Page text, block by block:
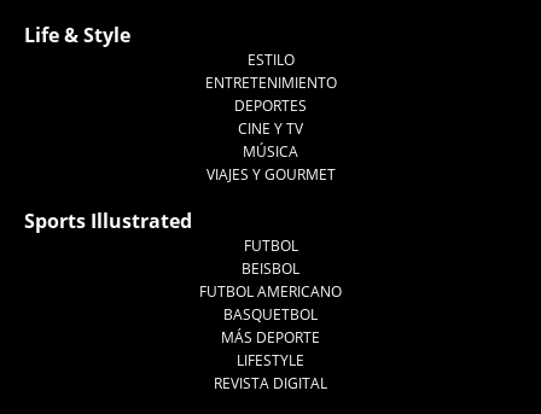
Life & Style
ESTILO
ENTRETENIMIENTO
DEPORTES
CINE Y TV
MÚSICA
VIAJES Y GOURMET
Sports Illustrated
FUTBOL
BEISBOL
FUTBOL AMERICANO
BASQUETBOL
MÁS DEPORTE
LIFESTYLE
REVISTA DIGITAL